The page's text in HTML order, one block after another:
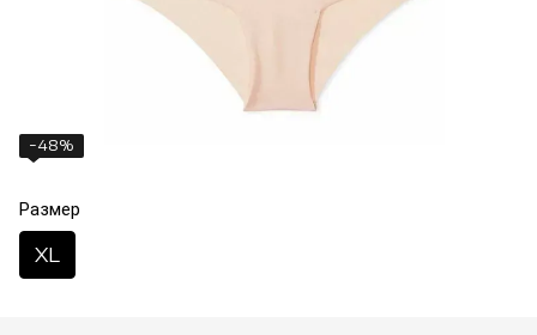
−48%
Размер
XL